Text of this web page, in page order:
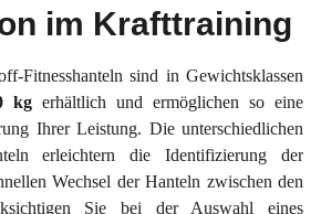
im Krafttraining
Fitnesshanteln sind in Gewichtsklassen
kg erhältlich und ermöglichen so eine
Ihrer Leistung. Die unterschiedlichen
erleichtern die Identifizierung der
Wechsel der Hanteln zwischen den
Sie bei der Auswahl eines